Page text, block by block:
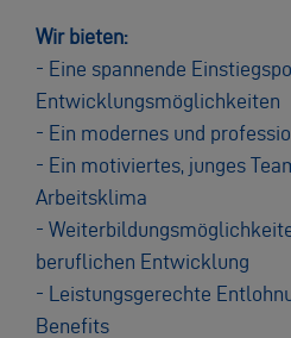
Wir bieten:
- Eine spannende
Entwicklungsmöglichkeiten
- Ein modernes und
- Ein motiviertes, junges
Arbeitsklima
-
beruflichen Entwicklung
- Leistungsgerechte
Benefits